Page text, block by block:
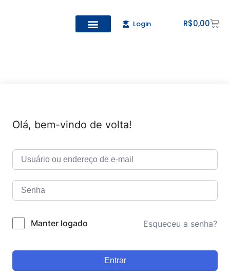
Login R$0,00
Olá, bem-vindo de volta!
Manter logado Esqueceu a senha?
Entrar